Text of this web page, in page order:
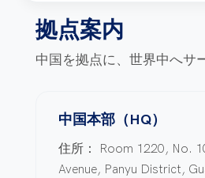
拠点案内
中国を拠点に、世界中へサ
中国本部（HQ）
住所：
Room 1220, No.
Avenue, Panyu District,